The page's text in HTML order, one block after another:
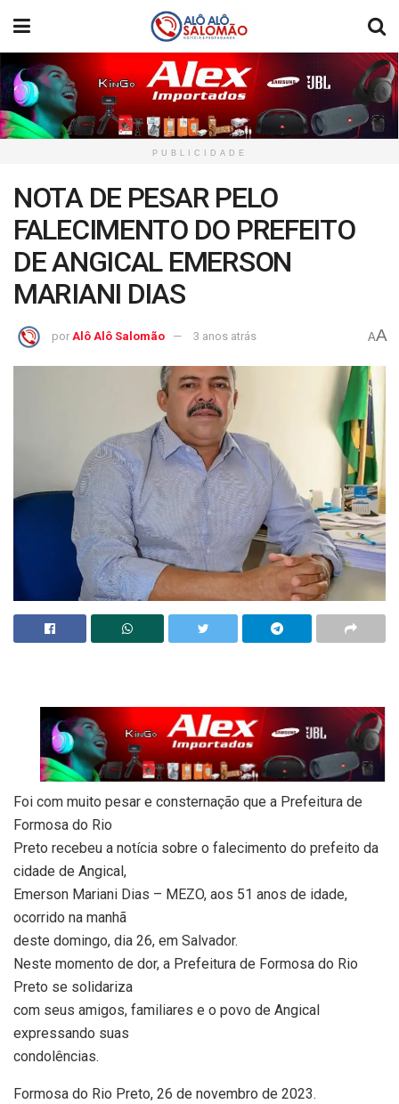
PUBLICIDADE
NOTA DE PESAR PELO
FALECIMENTO DO PREFEITO
DE ANGICAL EMERSON
MARIANI DIAS
por Alô Alô Salomão 3 anos atrás AA
Foi com muito pesar e consternação que a Prefeitura de
Formosa do Rio
Preto recebeu a notícia sobre o falecimento do prefeito da
cidade de Angical,
Emerson Mariani Dias – MEZO, aos 51 anos de idade,
ocorrido na manhã
deste domingo, dia 26, em Salvador.
Neste momento de dor, a Prefeitura de Formosa do Rio
Preto se solidariza
com seus amigos, familiares e o povo de Angical
expressando suas
condolências.
Formosa do Rio Preto, 26 de novembro de 2023.